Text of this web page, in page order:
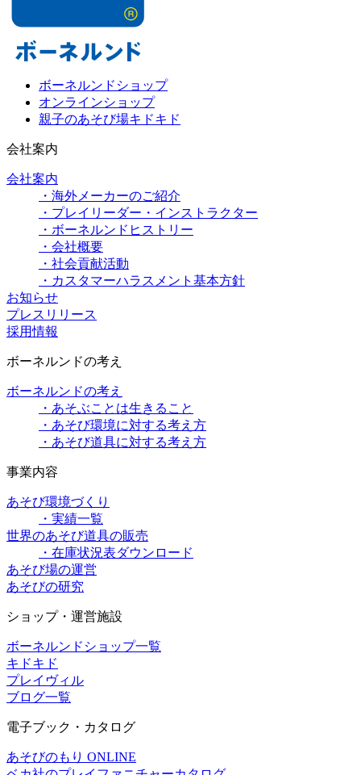
ボーネルンドショップ
オンラインショップ
親子のあそび場キドキド
会社案内
会社案内
・海外メーカーのご紹介
・プレイリーダー・インストラクター
・ボーネルンドヒストリー
・会社概要
・社会貢献活動
・カスタマーハラスメント基本方針
お知らせ
プレスリリース
採用情報
ボーネルンドの考え
ボーネルンドの考え
・あそぶことは生きること
・あそび環境に対する考え方
・あそび道具に対する考え方
事業内容
あそび環境づくり
・実績一覧
世界のあそび道具の販売
・在庫状況表ダウンロード
あそび場の運営
あそびの研究
ショップ・運営施設
ボーネルンドショップ一覧
キドキド
プレイヴィル
ブログ一覧
電子ブック・カタログ
あそびのもり ONLINE